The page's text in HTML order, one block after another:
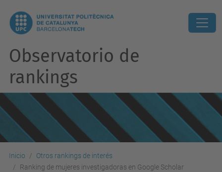
Observatorio de
rankings
Inicio
Otros rankings de interés
Ranking de mujeres investigadoras en Google Scholar